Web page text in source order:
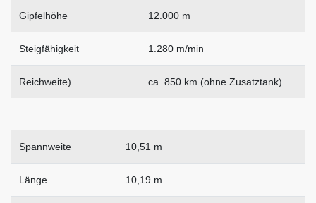
Gipfelhöhe 12.000 m
Steigfähigkeit 1.280 m/min
Reichweite) ca. 850 km (ohne Zusatztank)
Spannweite 10,51 m
Länge 10,19 m